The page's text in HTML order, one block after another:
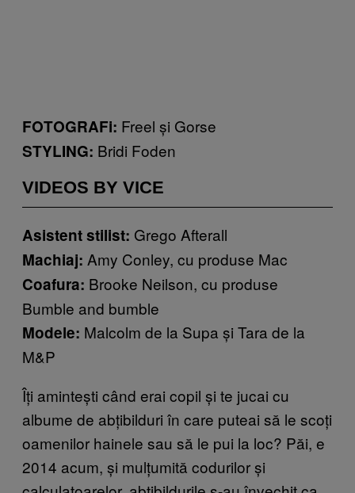
FOTOGRAFi: Freel și Gorse
STYLING: Bridi Foden
VIDEOS BY VICE
Asistent stilist: Grego Afterall
Machiaj: Amy Conley, cu produse Mac
Coafura: Brooke Neilson, cu produse
Bumble and bumble
Modele: Malcolm de la Supa și Tara de la
M&P
Îți amintești când erai copil și te jucai cu
albume de abțibilduri în care puteai să le scoți
oamenilor hainele sau să le pui la loc? Păi, e
2014 acum, și mulțumită codurilor și